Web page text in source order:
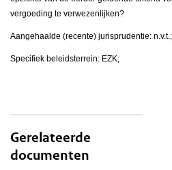
vergoeding te verwezenlijken?
Aangehaalde (recente) jurisprudentie: n.v.t.;
Specifiek beleidsterrein: EZK;
Gerelateerde
documenten